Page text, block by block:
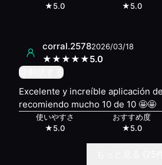
★5.0
★5.0
corral.25782026/03/18
★★★★★5.0
翻訳する
Excelente y increíble aplicación
recomiendo mucho 10 de 10 🤩🤩
使いやすさ
★5.0
おすすめ度
★5.0